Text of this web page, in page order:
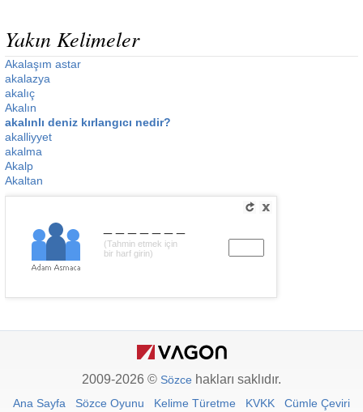
Yakın Kelimeler
Akalaşım astar
akalazya
akalıç
Akalın
akalınlı deniz kırlangıcı nedir?
akalliyyet
akalma
Akalp
Akaltan
(Tahmin etmek için
bir harf girin)
2009-2026 © Sözce hakları saklıdır.
Ana Sayfa Sözce Oyunu Kelime Türetme KVKK Cümle Çeviri